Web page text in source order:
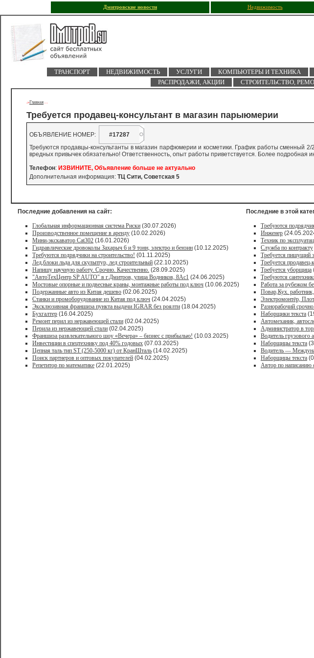
Дмитровские новости Недвижимость
ТРАНСПОРТ НЕДВИЖИМОСТЬ УСЛУГИ КОМПЬЮТЕРЫ И ТЕХНИКА
РАСПРОДАЖИ, АКЦИИ
СТРОИТЕЛЬСТВО,
->Главная - -
Требуется продавец-консультант в магазин парыюмерии
ОБЪЯВЛЕНИЕ НОМЕР:
#17287
Требуются продавцы-консультанты в магазин парфюмерии и косметики. График работы сменный 2/
вредных привычек обязательно! Ответственность, опыт работы приветствуется. Более подробная
Телефон: ИЗВИНИТЕ, Объявление больше не актуально
Дополнительная информация: ТЦ Сити, Советская 5
Последние добавления на сайт:
Глобальная информационная система Риски (30.07.2026)
Производственное помещение в аренду (10.02.2026)
Мини-экскаватор Cat302 (16.01.2026)
Гидравлические дровоколы Захарыч 6 и 9 тонн, электро и бензин (10.12.2025)
Требуются подрядчики на строительство! (01.11.2025)
Лед,блоки льда для скульптур, лед строительный (22.10.2025)
Напишу научную работу. Срочно. Качественно. (28.09.2025)
"АвтоТехЦентр SP AUTO" в г.Дмитров, улица Водников, 8Ас1 (24.06.2025)
Мостовые опорные и подвесные краны, монтажные работы под ключ (10.06.2025)
Подержанные авто из Китая дешево (02.06.2025)
Станки и промоборудование из Китая под ключ (24.04.2025)
Эксклюзивная франшиза пункта выдачи IGRAR без роялти (18.04.2025)
Бухгалтер (16.04.2025)
Ремонт перил из нержавеющей стали (02.04.2025)
Перила из нержавеющей стали (02.04.2025)
Франшиза развлекательного шоу «Вечера» – бизнес с прибылью! (10.03.2025)
Инвестиции в спецтехнику под 40% годовых (07.03.2025)
Цепная таль тип ST (250-5000 кг) от КранШталь (14.02.2025)
Поиск партнеров и оптовых покупателей (04.02.2025)
Репетитор по математике (22.01.2025)
Последние в этой
Требуются
Инженер
Техник по
Служба по контракту
Требуется пишущий
Требуется продавец-
Требуется уборщица
Требуются
Работа за рубежом
Повар,Кух.
Электромонтёр,
Paзнoрабочий
Наборщики текста
Автомеханик,
Администратор в
Водитель грузового
Наборщицы текста
Водитель —
Наборщицы текста
Автор по написанию